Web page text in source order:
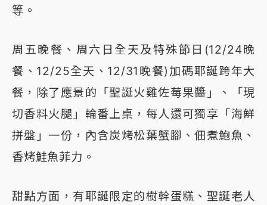
等。
周五晚餐、周六日全天及特殊節日(12/24晚
餐、12/25全天、12/31晚餐)加碼耶誕跨年大
餐，除了應景的「聖誕火雞佐莓果醬」、「現
切香料火腿」輪番上桌，每人還可獨享「海鮮
拼盤」一份，內含炭烤松葉蟹腳、佃煮鮑魚、
香烤鮭魚菲力。
甜點方面，有耶誕限定的樹幹蛋糕、聖誕老人